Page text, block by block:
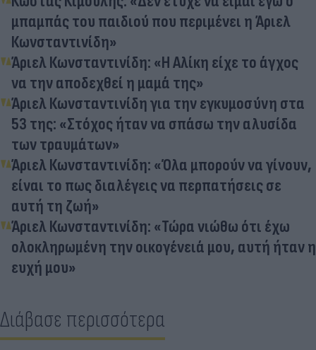
μπαμπάς του παιδιού που περιμένει η Άριελ
Κωνσταντινίδη»
Άριελ Κωνσταντινίδη: «Η Αλίκη είχε το άγχος
να την αποδεχθεί η μαμά της»
Άριελ Κωνσταντινίδη για την εγκυμοσύνη στα
53 της: «Στόχος ήταν να σπάσω την αλυσίδα
των τραυμάτων»
Άριελ Κωνσταντινίδη: «Όλα μπορούν να γίνουν,
είναι το πως διαλέγεις να περπατήσεις σε
αυτή τη ζωή»
Άριελ Κωνσταντινίδη: «Τώρα νιώθω ότι έχω
ολοκληρωμένη την οικογένειά μου, αυτή ήταν η
ευχή μου»
Διάβασε περισσότερα